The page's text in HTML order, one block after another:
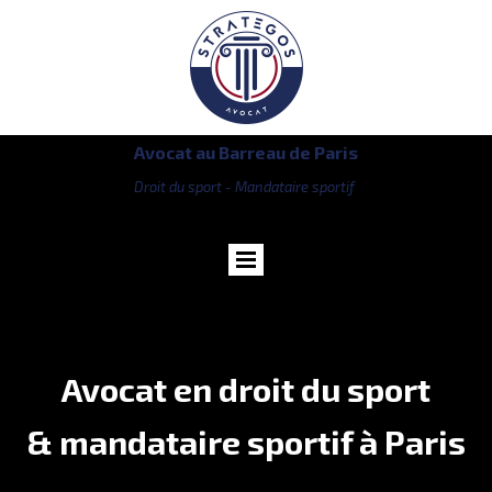
Avocat en droit du sport
& mandataire sportif à Paris
Avocat au Barreau de Paris
Droit du sport - Mandataire sportif